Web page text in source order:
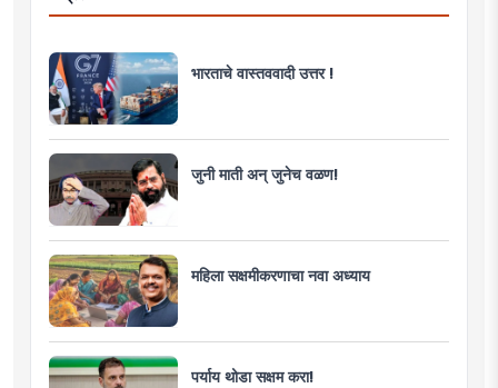
भारताचे वास्तववादी उत्तर !
जुनी माती अन् जुनेच वळण!
महिला सक्षमीकरणाचा नवा अध्याय
पर्याय थोडा सक्षम करा!